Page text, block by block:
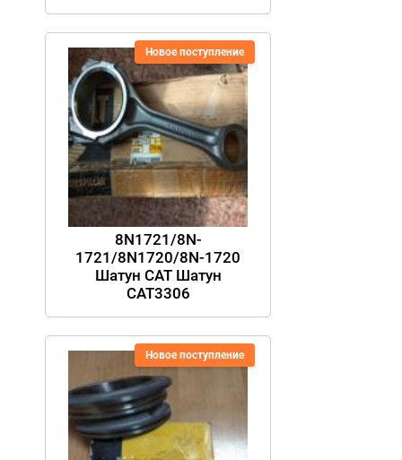
Новое поступление
8N1721/8N-
1721/8N1720/8N-1720
Шатун CAT Шатун
CAT3306
Новое поступление